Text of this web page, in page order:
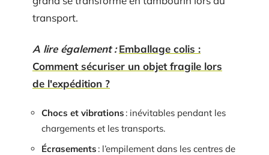
transport.
A lire également : Emballage colis :
Comment sécuriser un objet fragile lors
de l'expédition ?
Chocs et vibrations : inévitables pendant les
chargements et les transports.
Écrasements : l’empilement dans les centres de